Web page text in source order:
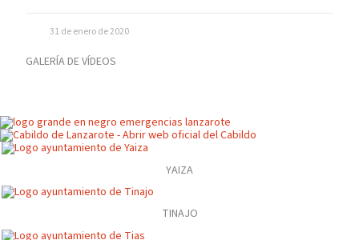
31 de enero de 2020
GALERÍA DE VÍDEOS
YAIZA
TINAJO